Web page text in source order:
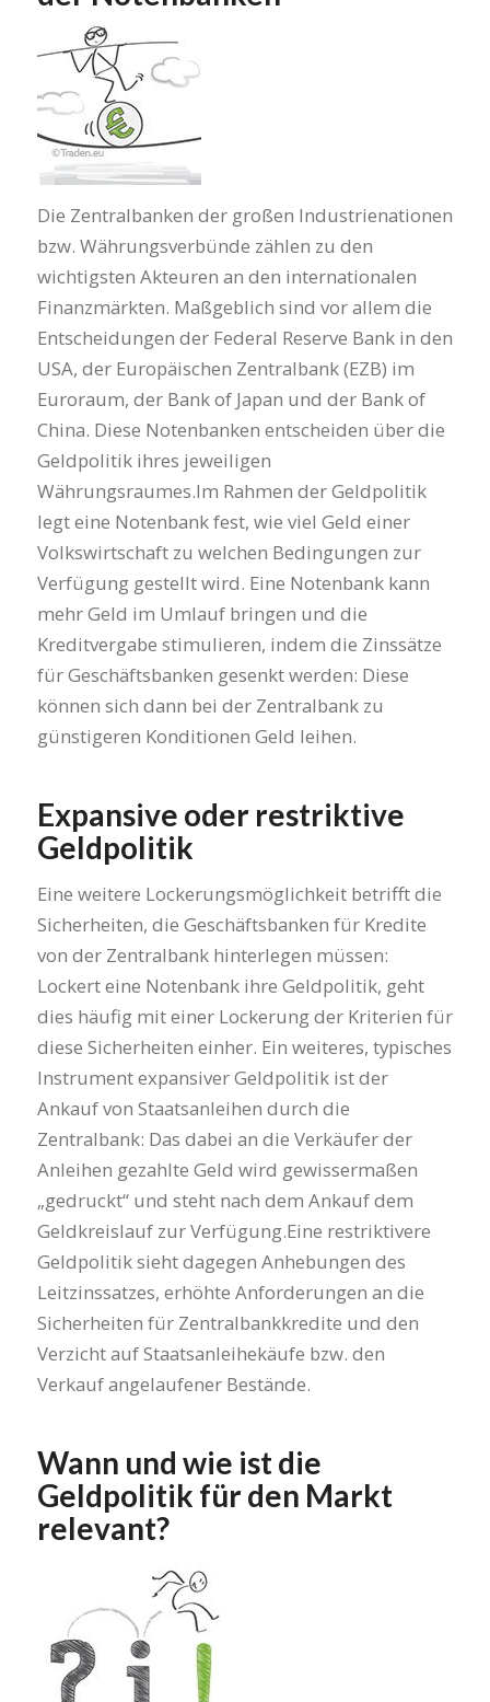
Die Zentralbanken der großen Industrienationen
bzw. Währungsverbünde zählen zu den
wichtigsten Akteuren an den internationalen
Finanzmärkten. Maßgeblich sind vor allem die
Entscheidungen der Federal Reserve Bank in den
USA, der Europäischen Zentralbank (EZB) im
Euroraum, der Bank of Japan und der Bank of
China. Diese Notenbanken entscheiden über die
Geldpolitik ihres jeweiligen
Währungsraumes.Im Rahmen der Geldpolitik
legt eine Notenbank fest, wie viel Geld einer
Volkswirtschaft zu welchen Bedingungen zur
Verfügung gestellt wird. Eine Notenbank kann
mehr Geld im Umlauf bringen und die
Kreditvergabe stimulieren, indem die Zinssätze
für Geschäftsbanken gesenkt werden: Diese
können sich dann bei der Zentralbank zu
günstigeren Konditionen Geld leihen.
Expansive oder restriktive
Geldpolitik
Eine weitere Lockerungsmöglichkeit betrifft die
Sicherheiten, die Geschäftsbanken für Kredite
von der Zentralbank hinterlegen müssen:
Lockert eine Notenbank ihre Geldpolitik, geht
dies häufig mit einer Lockerung der Kriterien für
diese Sicherheiten einher. Ein weiteres, typisches
Instrument expansiver Geldpolitik ist der
Ankauf von Staatsanleihen durch die
Zentralbank: Das dabei an die Verkäufer der
Anleihen gezahlte Geld wird gewissermaßen
„gedruckt“ und steht nach dem Ankauf dem
Geldkreislauf zur Verfügung.Eine restriktivere
Geldpolitik sieht dagegen Anhebungen des
Leitzinssatzes, erhöhte Anforderungen an die
Sicherheiten für Zentralbankkredite und den
Verzicht auf Staatsanleihekäufe bzw. den
Verkauf angelaufener Bestände.
Wann und wie ist die
Geldpolitik für den Markt
relevant?